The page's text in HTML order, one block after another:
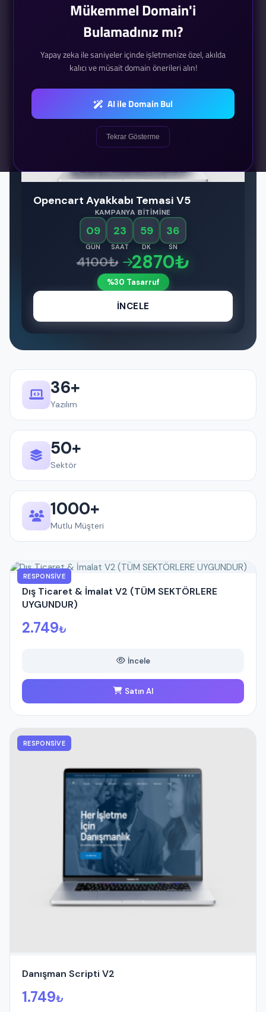
Mükemmel Domain'i
Bulamadınız mı?
Yapay zeka ile saniyeler içinde işletmenize özel, akılda
kalıcı ve müsait domain önerileri alın!
AI ile Domain Bul
Tekrar Gösterme
Ara
Opencart Ayakkabı Temasi V5
KAMPANYA BITIMINE
09
GÜN
23
SAAT
59
DK
34
SN
4100₺ →2870₺
%30 Tasarruf
İNCELE
36+
Yazılım
50+
Sektör
1000+
Mutlu Müşteri
RESPONSIVE
Dış Ticaret & İmalat V2 (TÜM SEKTÖRLERE
UYGUNDUR)
2.749₺
İncele
Satın Al
RESPONSIVE
Danışman Scripti V2
1.749₺